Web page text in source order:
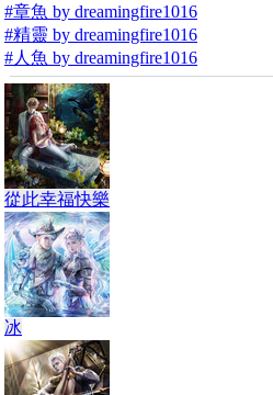
#章魚 by dreamingfire1016
#精靈 by dreamingfire1016
#人魚 by dreamingfire1016
從此幸福快樂
冰